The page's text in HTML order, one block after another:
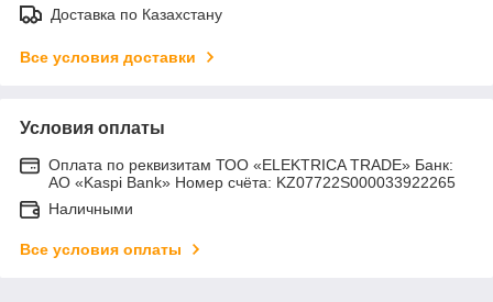
Доставка по Казахстану
Все условия доставки
Условия оплаты
Оплата по реквизитам ТОО «ELEKTRICA TRADE» Банк:
АО «Kaspi Bank» Номер счёта: KZ07722S000033922265
Наличными
Все условия оплаты